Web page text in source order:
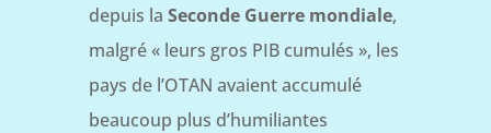
depuis la Seconde Guerre mondiale,
malgré « leurs gros PIB cumulés », les
pays de l’OTAN avaient accumulé
beaucoup plus d’humiliantes